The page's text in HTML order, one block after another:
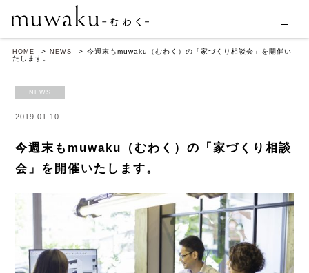
HOME NEWS
今週末もmuwaku（むわく）の「家づくり相談会」を開催い
たします。
NEWS
2019.01.10
今週末もmuwaku（むわく）の「家づくり相談
会」を開催いたします。